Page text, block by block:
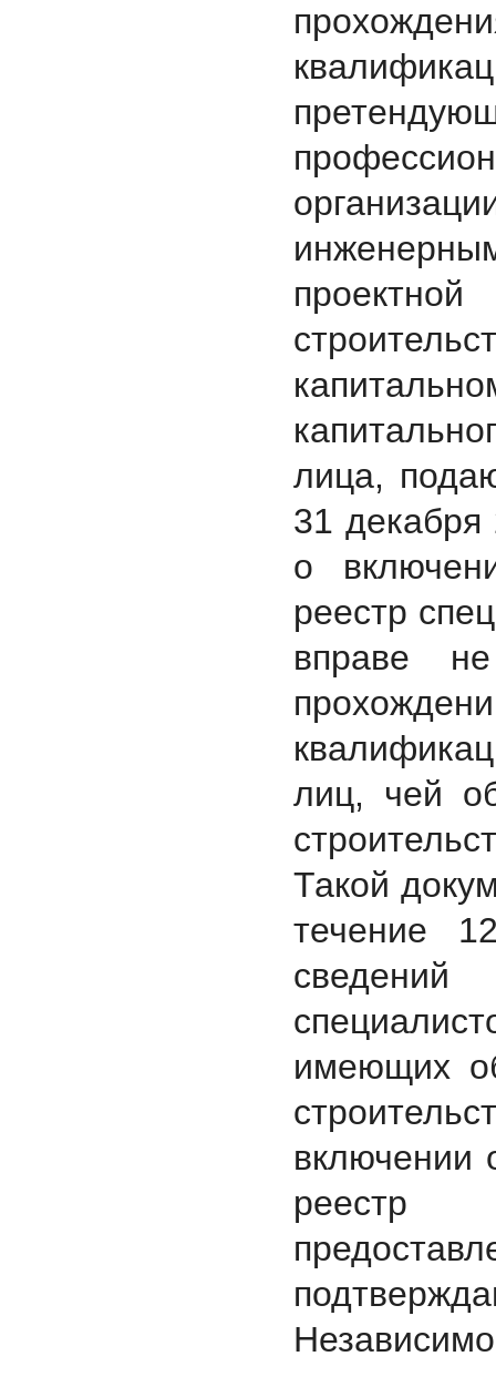
лица,
31
о
реестр
вправе
лиц, чей
Такой
течение
имеющих
включении
реестр